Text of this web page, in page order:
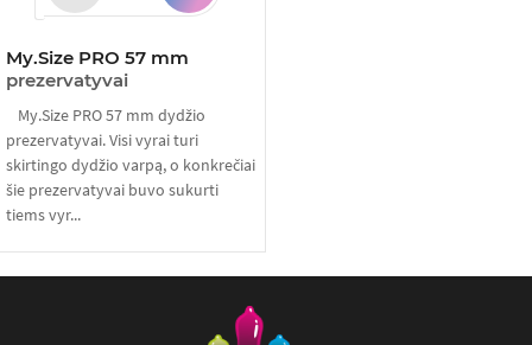
My.Size PRO 57 mm
prezervatyvai
My.Size PRO 57 mm dydžio
prezervatyvai. Visi vyrai turi
skirtingo dydžio varpą, o konkrečiai
šie prezervatyvai buvo sukurti
tiems vyr...